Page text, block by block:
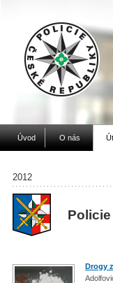
Úvod O nás
2012
Drogy